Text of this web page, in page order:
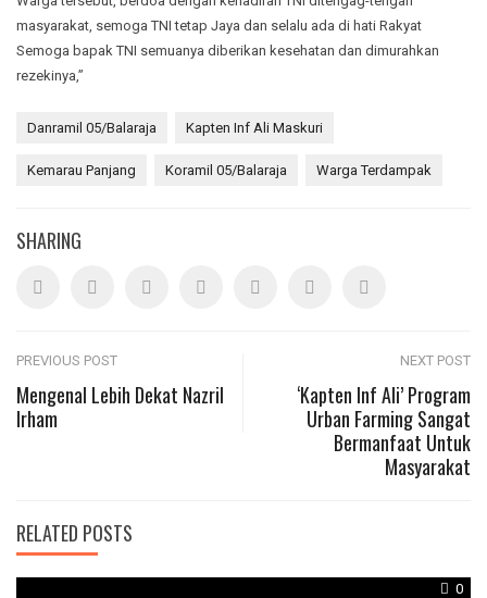
masyarakat, semoga TNI tetap Jaya dan selalu ada di hati Rakyat
Semoga bapak TNI semuanya diberikan kesehatan dan dimurahkan
rezekinya,”
Danramil 05/Balaraja Kapten Inf Ali Maskuri
Kemarau Panjang Koramil 05/Balaraja Warga Terdampak
SHARING
Post
navigation
PREVIOUS POST
Mengenal Lebih Dekat Nazril
Irham
NEXT POST
‘Kapten Inf Ali’ Program
Urban Farming Sangat
Bermanfaat Untuk
Masyarakat
RELATED POSTS
0